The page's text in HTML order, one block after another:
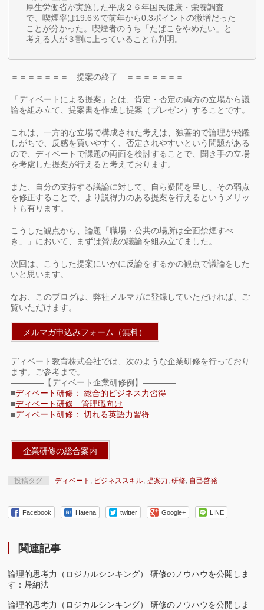
厚生労働省が実施した平成２６年国民健康・栄養調査
で、喫煙率は19.6％で前年から0.3ポイントの微増だった
ことが分かった。喫煙者のうち「たばこをやめたい」と
考える人が３割に上っていることも判明。
＝＝＝＝＝＝＝ 提案の終了 ＝＝＝＝＝＝＝
「ディベートによる提案」とは、肯定・否定の両方の立場から議
論を組み立て、提案書を作成し提案（プレゼン）することです。
これは、一方的な立場で構成された考えは、独善的で論理が飛躍
しがちで、反感を買いやすく、否定されやすいという問題がある
ので、ディベートで課題の両面を検討することで、聞き手の立場
を考慮した提案が行えると考えております。
また、自分の支持する議論に対して、自ら疑問を呈し、その弱点
を修正することで、より説得力のある提案を行えるというメリッ
トも有ります。
こうした観点から、論題「職場・公共の場所は全面禁煙すべ
き」」において、まずは賛成の議論を組み立てました。
次回は、こうした提案にいかに反論をするかの観点で議論をした
いと思います。
なお、このブログは、弊社メルマガに登録していただければ、ご
覧いただけます。
メルマガ申込みフォーム（無料）
ディベート教育株式会社では、次のような企業研修を行っており
ます。ご参考まで。
————【ディベート企業研修例】————
■ディベート研修： 総合的ビジネス力習得
■ディベート研修 管理職向け
■ディベート研修： 切れる英語力習得
企業研修の総合案内
投稿タグ ディベート , ビジネススキル,提案力,研修, 自己啓発
Facebook Hatena twitter Google+ LINE
関連記事
論理的思考力（ロジカルシンキング） 研修のノウハウを公開しま
す：帰納法
論理的思考力（ロジカルシンキング） 研修のノウハウを公開しま